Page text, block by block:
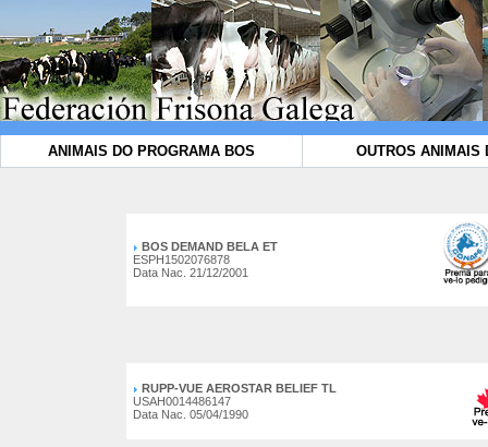
ANIMAIS DO PROGRAMA BOS OUTROS ANIMAIS
BOS DEMAND BELA ET
ESPH1502076878
Data Nac. 21/12/2001
RUPP-VUE AEROSTAR BELIEF TL
USAH0014486147
Data Nac. 05/04/1990